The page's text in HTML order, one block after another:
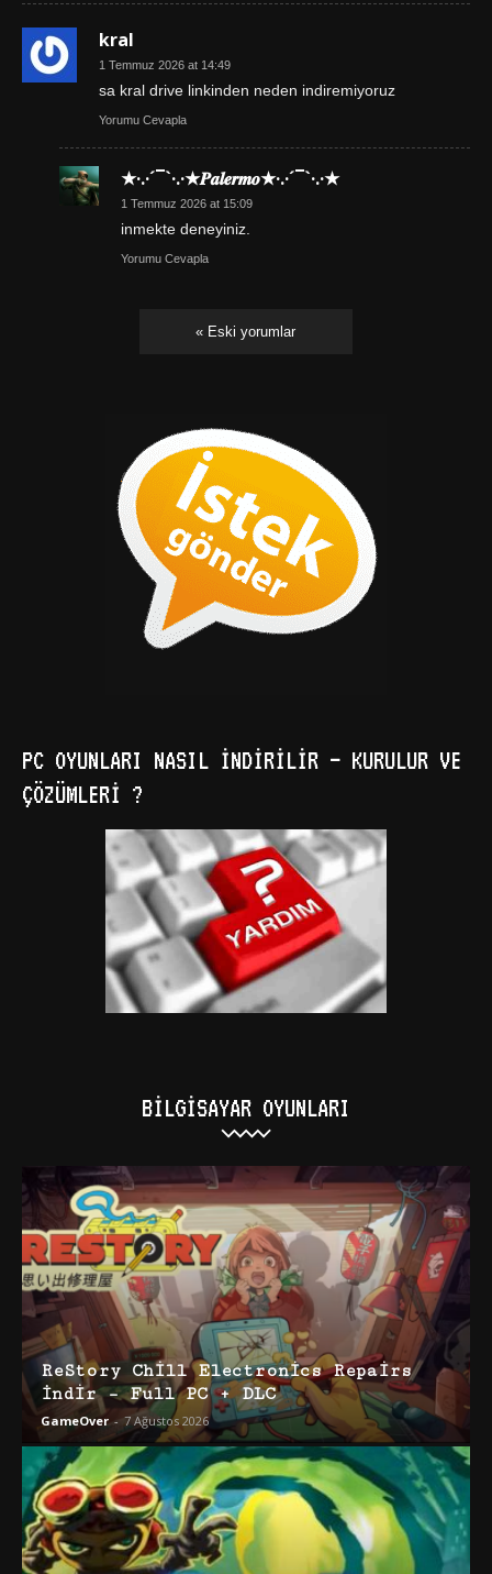
kral
1 Temmuz 2026 at 14:49
sa kral drive linkinden neden indiremiyoruz
Yorumu Cevapla
★·.·´¯`·.·★𝑷𝒂𝒍𝒆𝒓𝒎𝒐★·.·´¯`·.·★
1 Temmuz 2026 at 15:09
inmekte deneyiniz.
Yorumu Cevapla
« Eski yorumlar
PC OYUNLARI NASIL İNDIRILIR – KURULUR VE
ÇÖZÜMLERI ?
BILGISAYAR OYUNLARI
ReStory Chill Electronics Repairs
İndir – Full PC + DLC
GameOver - 7 Ağustos 2026